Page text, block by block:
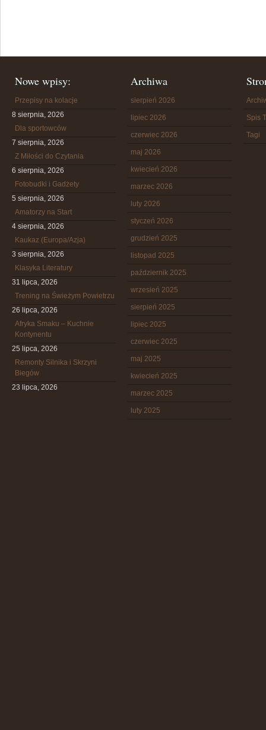
Nowe wpisy:
Przepisy na kolacje
8 sierpnia, 2026
Dla sportowców
7 sierpnia, 2026
Z Miłości do Czytania
6 sierpnia, 2026
Fotobudki i Gadżety
5 sierpnia, 2026
Amatorzy na Start
4 sierpnia, 2026
Kaukaz (Europa/Azja)
3 sierpnia, 2026
Klasyka Literatury
31 lipca, 2026
Trening na Świeżym Powietrzu
26 lipca, 2026
Afryka Smaku – Kuchnie
Kontynentu
25 lipca, 2026
Remonty Silnika i Skrzyni
Biegów
23 lipca, 2026
Archiwa
sierpień 2026
lipiec 2026
czerwiec 2026
maj 2026
kwiecień 2026
marzec 2026
luty 2026
styczeń 2026
grudzień 2025
listopad 2025
październik 2025
wrzesień 2025
sierpień 2025
lipiec 2025
czerwiec 2025
maj 2025
kwiecień 2025
marzec 2025
luty 2025
Spis
Tagi